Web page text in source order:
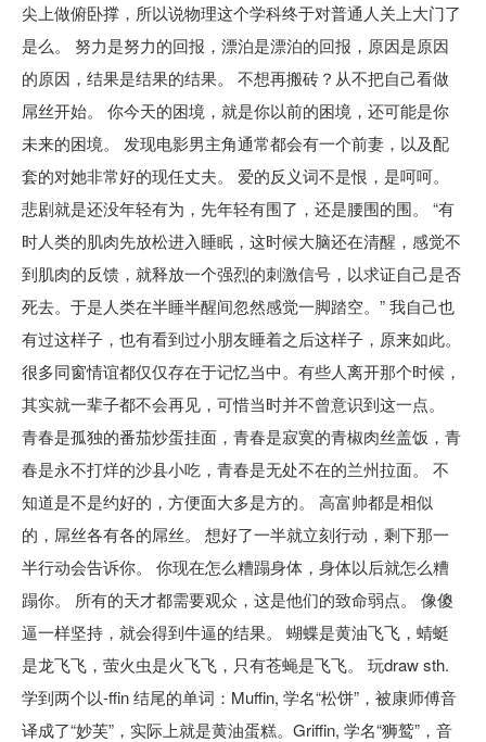
尖上做俯卧撑，所以说物理这个学科终于对普通人关上大门了
是么。 努力是努力的回报，漂泊是漂泊的回报，原因是原因
的原因，结果是结果的结果。 不想再搬砖？从不把自己看做
屌丝开始。 你今天的困境，就是你以前的困境，还可能是你
未来的困境。 发现电影男主角通常都会有一个前妻，以及配
套的对她非常好的现任丈夫。 爱的反义词不是恨，是呵呵。
悲剧就是还没年轻有为，先年轻有围了，还是腰围的围。 “有
时人类的肌肉先放松进入睡眠，这时候大脑还在清醒，感觉不
到肌肉的反馈，就释放一个强烈的刺激信号，以求证自己是否
死去。于是人类在半睡半醒间忽然感觉一脚踏空。” 我自己也
有过这样子，也有看到过小朋友睡着之后这样子，原来如此。
很多同窗情谊都仅仅存在于记忆当中。有些人离开那个时候，
其实就一辈子都不会再见，可惜当时并不曾意识到这一点。
青春是孤独的番茄炒蛋挂面，青春是寂寞的青椒肉丝盖饭，青
春是永不打烊的沙县小吃，青春是无处不在的兰州拉面。 不
知道是不是约好的，方便面大多是方的。 高富帅都是相似
的，屌丝各有各的屌丝。 想好了一半就立刻行动，剩下那一
半行动会告诉你。 你现在怎么糟蹋身体，身体以后就怎么糟
蹋你。 所有的天才都需要观众，这是他们的致命弱点。 像傻
逼一样坚持，就会得到牛逼的结果。 蝴蝶是黄油飞飞，蜻蜓
是龙飞飞，萤火虫是火飞飞，只有苍蝇是飞飞。 玩draw sth.
学到两个以-ffin 结尾的单词：Muffin, 学名“松饼”，被康师傅音
译成了“妙芙”，实际上就是黄油蛋糕。Griffin, 学名“狮鹫”，音